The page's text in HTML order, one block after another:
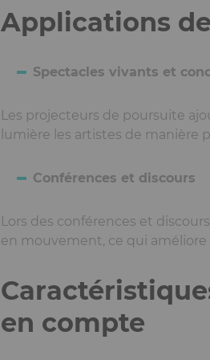
Applications
Spectacles vivants et
Les projecteurs de poursuite
lumière les artistes de manière
Conférences et discours
Lors des conférences et
en mouvement, ce qui
en compte